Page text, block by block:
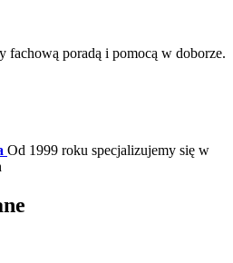
fachową poradą i pomocą w doborze.
Od 1999 roku specjalizujemy się w